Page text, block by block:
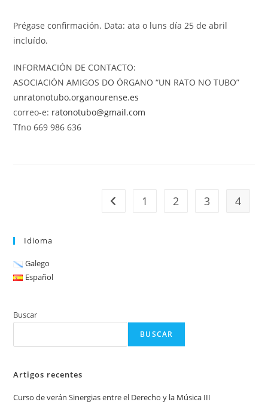
Prégase confirmación. Data: ata o luns día 25 de abril
incluído.
INFORMACIÓN DE CONTACTO:
ASOCIACIÓN AMIGOS DO ÓRGANO “UN RATO NO TUBO”
unratonotubo.organourense.es
correo-e: ratonotubo@gmail.com
Tfno 669 986 636
Ir á páxina anterior
1 2 3 4
Idioma
Galego
Español
Buscar
BUSCAR
Artigos recentes
Curso de verán Sinergias entre el Derecho y la Música III